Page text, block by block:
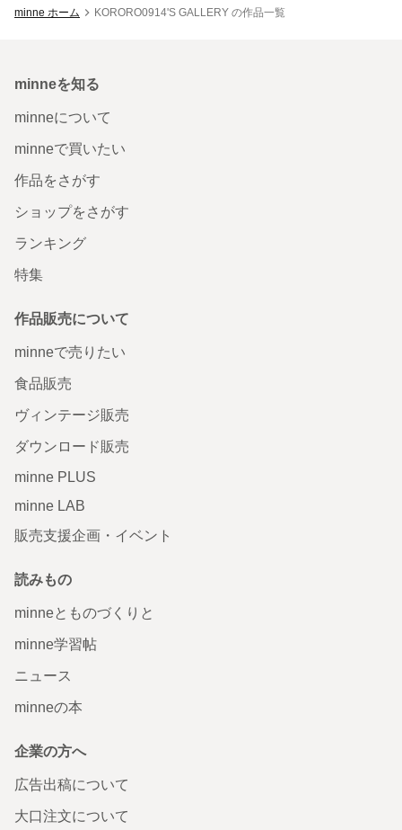
minne ホーム KORORO0914'S GALLERY の作品一覧
minneを知る
minneについて
minneで買いたい
作品をさがす
ショップをさがす
ランキング
特集
作品販売について
minneで売りたい
食品販売
ヴィンテージ販売
ダウンロード販売
minne PLUS
minne LAB
販売支援企画・イベント
読みもの
minneとものづくりと
minne学習帖
ニュース
minneの本
企業の方へ
広告出稿について
大口注文について